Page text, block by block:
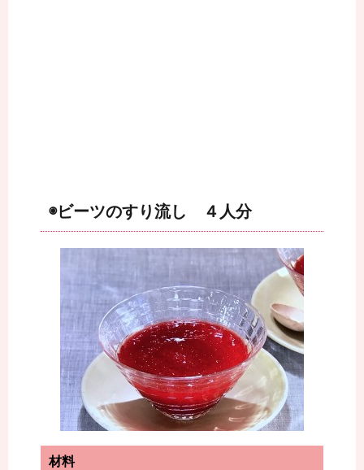
◉ビーツのすり流し ４人分
材料